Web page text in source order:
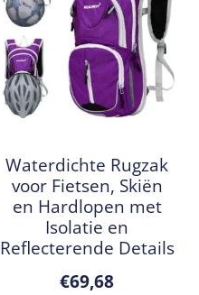
Waterdichte Rugzak
voor Fietsen, Skiën
en Hardlopen met
Isolatie en
Reflecterende Details
€69,68